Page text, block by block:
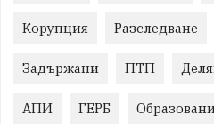
Корупция Разследване
Задържани ПТП
АПИ ГЕРБ